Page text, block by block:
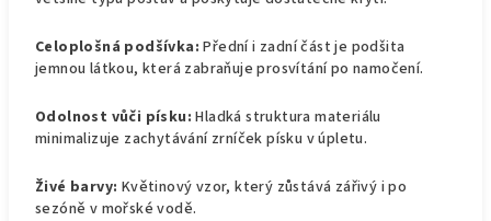
Celoplošná podšívka:Přední i zadní část je podšita
jemnou látkou, která zabraňuje prosvítání po namočení.
Odolnost vůči písku:Hladká struktura materiálu
minimalizuje zachytávání zrníček písku v úpletu.
Živé barvy: Květinový vzor, který zůstává zářivý i po
sezóně v mořské vodě.